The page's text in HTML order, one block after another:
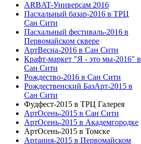
ARBAT-Универсам 2016
Пасхальный базар-2016 в ТРЦ
Сан Сити
Пасхальный фестиваль-2016 в
Первомайском сквере
АртВесна-2016 в Сан Сити
Крафт-маркет "Я - это мы-2016" в
Сан Сити
Рождество-2016 в Сан Сити
Рождественский БазАрт-2015 в
Сан Сити
Фудфест-2015 в ТРЦ Галерея
АртОсень-2015 в Сан Сити
АртОсень-2015 в Академгородке
АртОсень-2015 в Томске
Артания-2015 в Первомайском